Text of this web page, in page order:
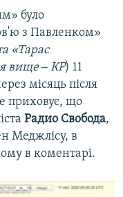
було
з Павленком»
«Тарас
вище ‒ КР) 11
місяць після
приховує, що
Радио Свобода,
Меджлісу, в
в коментарі.